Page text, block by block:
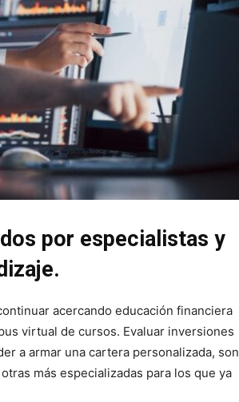
por especialistas y
acercando educación financiera
virtual de cursos. Evaluar inversiones
a armar una cartera personalizada, son
más especializadas para los que ya